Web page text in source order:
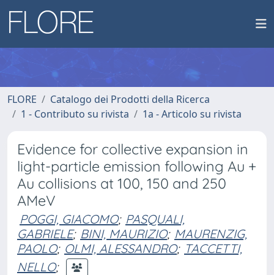
FLORE
Catalogo dei Prodotti della Ricerca
1 - Contributo su rivista
1a - Articolo su rivista
Evidence for collective expansion in
light-particle emission following Au +
Au collisions at 100, 150 and 250
AMeV
POGGI, GIACOMO; PASQUALI,
GABRIELE; BINI, MAURIZIO; MAURENZIG,
PAOLO; OLMI, ALESSANDRO; TACCETTI,
NELLO;